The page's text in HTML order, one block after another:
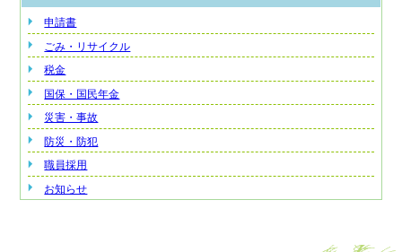
申請書
ごみ・リサイクル
税金
国保・国民年金
災害・事故
防災・防犯
職員採用
お知らせ